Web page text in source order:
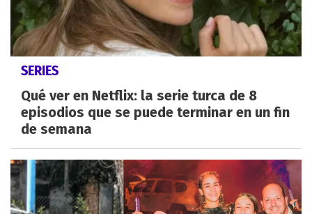
SERIES
Qué ver en Netflix: la serie turca de 8
episodios que se puede terminar en un fin
de semana